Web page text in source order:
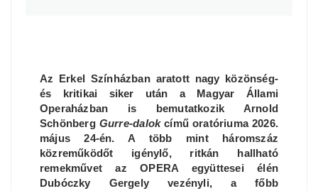
Az Erkel Színházban aratott nagy közönség-
és kritikai siker után a Magyar Állami
Operaházban is bemutatkozik Arnold
Schönberg Gurre-dalokcímű oratóriuma 2026.
május 24-én. A több mint háromszáz
közreműködőt igénylő, ritkán hallható
remekművet az OPERA együttesei élén
Dubóczky Gergely vezényli, a főbb